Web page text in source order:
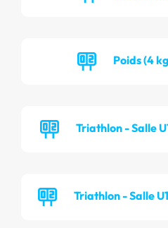
Poids (4
Triathlon - Salle
Triathlon - Salle